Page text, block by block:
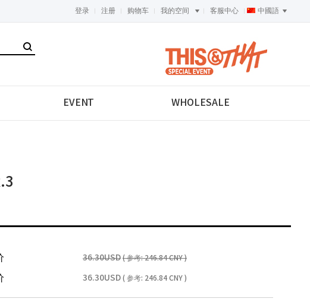
登录 注册 购物车 我的空间 客服中心 中國語
<-->
EVENT WHOLESALE
36.30USD ( 参考: 246.84 CNY )
36.30USD ( 参考: 246.84 CNY )